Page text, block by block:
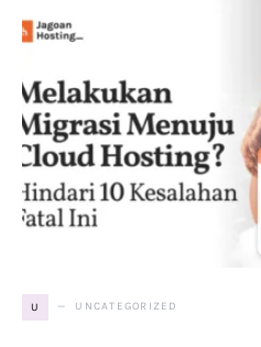
U UNCATEGORIZED